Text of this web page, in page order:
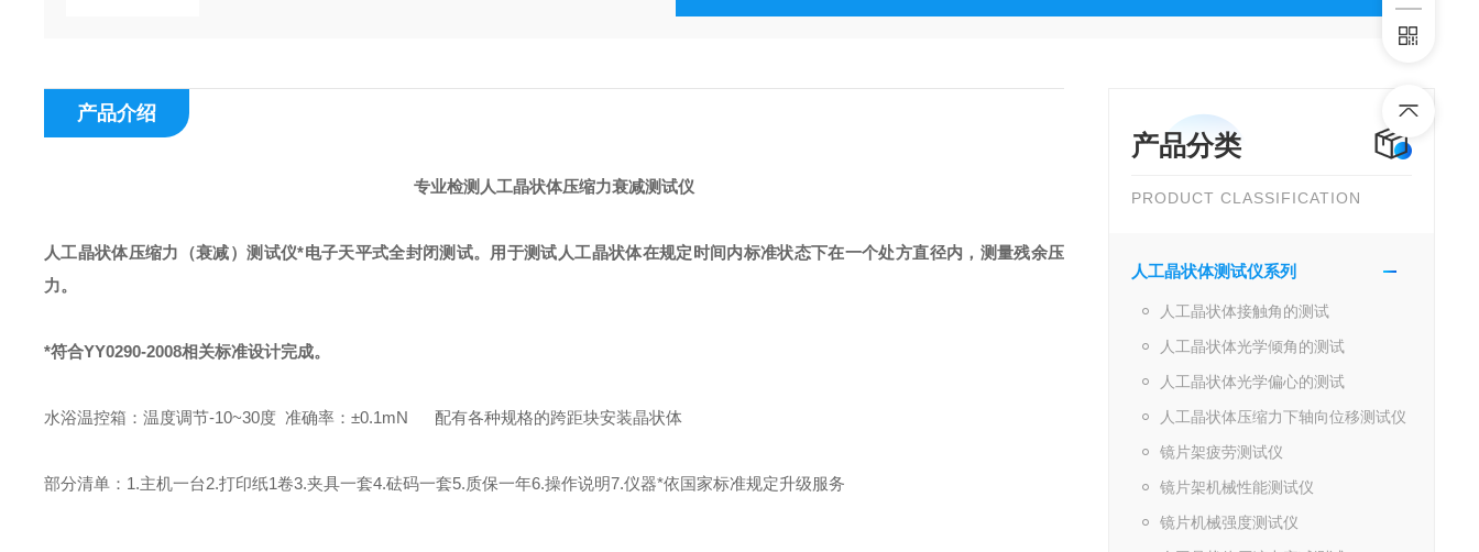
产品分类
PRODUCT CLASSIFICATION
人工晶状体测试仪系列
人工晶状体接触角的测试
人工晶状体光学倾角的测试
人工晶状体光学偏心的测试
人工晶状体压缩力下轴向位移测试仪
镜片架疲劳测试仪
镜片架机械性能测试仪
镜片机械强度测试仪
产品介绍
专业检测人工晶状体压缩力衰减测试仪
人工晶状体压缩力（衰减）测试仪*电子天平式全封闭测试。用于测试人工晶状体在规定时间内标准状态下在一个处方直径内，测量残余压
力。
*符合YY0290-2008相关标准设计完成。
水浴温控箱：温度调节-10~30度 准确率：±0.1mN 配有各种规格的跨距块安装晶状体
部分清单： 1.主机一台2.打印纸1卷3.夹具一套4.砝码一套5.质保一年6.操作说明7.仪器*依国家标准规定升级服务